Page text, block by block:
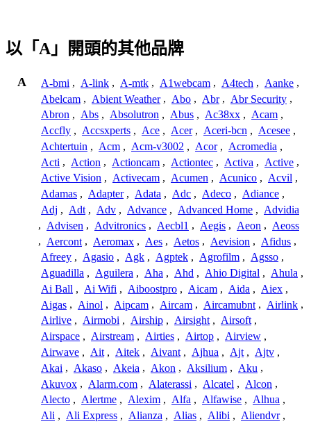
以「A」開頭的其他品牌
A A-bmi , A-link , A-mtk , A1webcam , A4tech , Aanke ,
Abelcam , Abient Weather , Abo , Abr , Abr Security ,
Abron , Abs , Absolutron , Abus , Ac38xx , Acam ,
Accfly , Accsxperts , Ace , Acer , Aceri-bcn , Acesee ,
Achtertuin , Acm , Acm-v3002 , Acor , Acromedia ,
Acti , Action , Actioncam , Actiontec , Activa , Active ,
Active Vision , Activecam , Acumen , Acunico , Acvil ,
Adamas , Adapter , Adata , Adc , Adeco , Adiance ,
Adj , Adt , Adv , Advance , Advanced Home , Advidia
, Advisen , Advitronics , Aecbl1 , Aegis , Aeon , Aeoss
, Aercont , Aeromax , Aes , Aetos , Aevision , Afidus ,
Afreey , Agasio , Agk , Agptek , Agrofilm , Agsso ,
Aguadilla , Aguilera , Aha , Ahd , Ahio Digital , Ahula ,
Ai Ball , Ai Wifi , Aiboostpro , Aicam , Aida , Aiex ,
Aigas , Ainol , Aipcam , Aircam , Aircamubnt , Airlink ,
Airlive , Airmobi , Airship , Airsight , Airsoft ,
Airspace , Airstream , Airties , Airtop , Airview ,
Airwave , Ait , Aitek , Aivant , Ajhua , Ajt , Ajtv ,
Akai , Akaso , Akeia , Akon , Aksilium , Aku ,
Akuvox , Alarm.com , Alaterassi , Alcatel , Alcon ,
Alecto , Alertme , Alexim , Alfa , Alfawise , Alhua ,
Ali , Ali Express , Alianza , Alias , Alibi , Aliendvr ,